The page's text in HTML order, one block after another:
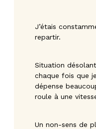
J’étais
repartir.
Situation
chaque fois que
dépense
roule à une
Un non-sens de